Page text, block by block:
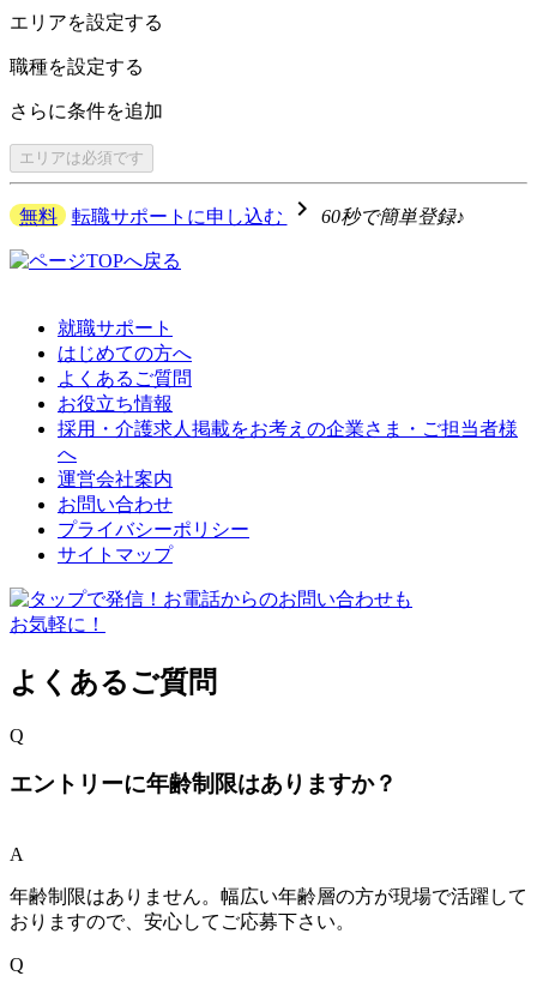
エリアを設定する
職種を設定する
さらに条件を追加
エリアは必須です
無料 転職サポートに申し込む navigate_next 60秒で簡単登録♪
就職サポート
はじめての方へ
よくあるご質問
お役立ち情報
採用・介護求人掲載をお考えの企業さま・ご担当者様
へ
運営会社案内
お問い合わせ
プライバシーポリシー
サイトマップ
よくあるご質問
Q
エントリーに年齢制限はありますか？
A
年齢制限はありません。幅広い年齢層の方が現場で活躍して
おりますので、安心してご応募下さい。
Q